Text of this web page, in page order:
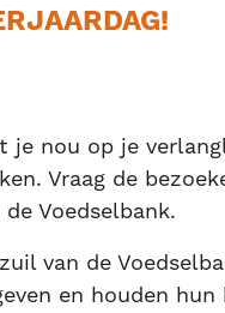
je nou op je
Vraag de
Voedselbank.
van de
en houden hun